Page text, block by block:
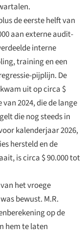
de eerste helft van
aan externe audit-
interne
training en een
pijplijn. De
uit op circa $
2024, die de lange
die nog steeds in
kalenderjaar 2026,
hersteld en de
is circa $ 90.000 tot
het vroege
bewust. M.R.
op de
hem te laten